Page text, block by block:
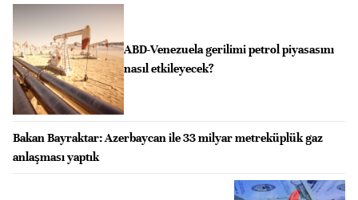
ABD-Venezuela gerilimi petrol piyasasını
nasıl etkileyecek?
Bakan Bayraktar: Azerbaycan ile 33 milyar metreküplük gaz
anlaşması yaptık